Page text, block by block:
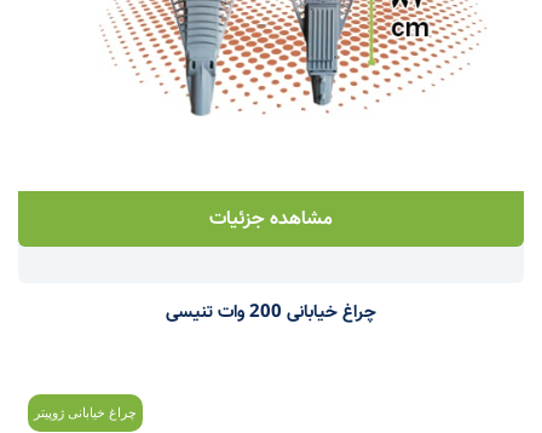
مشاهده جزئیات
چراغ خیابانی 200 وات تنیسی
چراغ خیابانی ژوپیتر